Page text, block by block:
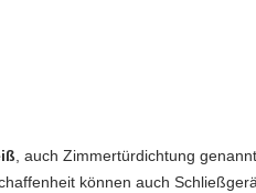
, auch Zimmertürdichtung
können auch